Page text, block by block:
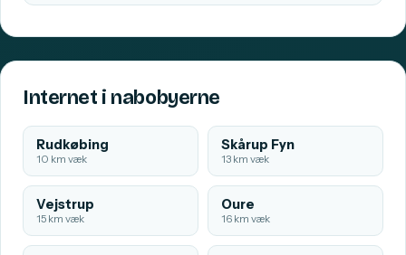
Internet i nabobyerne
Rudkøbing
10 km væk
Skårup Fyn
13 km væk
Vejstrup
15 km væk
Oure
16 km væk